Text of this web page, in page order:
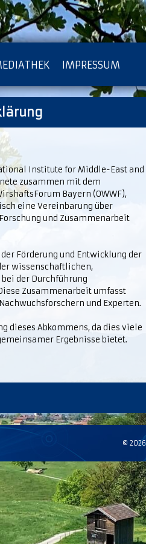
IMPRESSUM
Institute for Middle-East and
zusammen mit dem
Bayern (OWWF),
eine Vereinbarung über
und Zusammenarbeit
Förderung und Entwicklung der
wissenschaftlichen,
der Durchführung
Zusammenarbeit umfasst
und Experten.
dieses Abkommens, da dies viele
Ergebnisse bietet.
© 2026